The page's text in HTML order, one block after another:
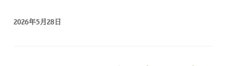
2026年5月28日